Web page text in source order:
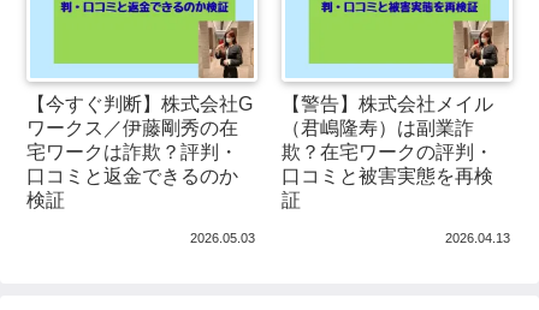
【今すぐ判断】株式会社G
ワークス／伊藤剛秀の在
宅ワークは詐欺？評判・
口コミと返金できるのか
検証
2026.05.03
【警告】株式会社メイル
（君嶋隆寿）は副業詐
欺？在宅ワークの評判・
口コミと被害実態を再検
証
2026.04.13